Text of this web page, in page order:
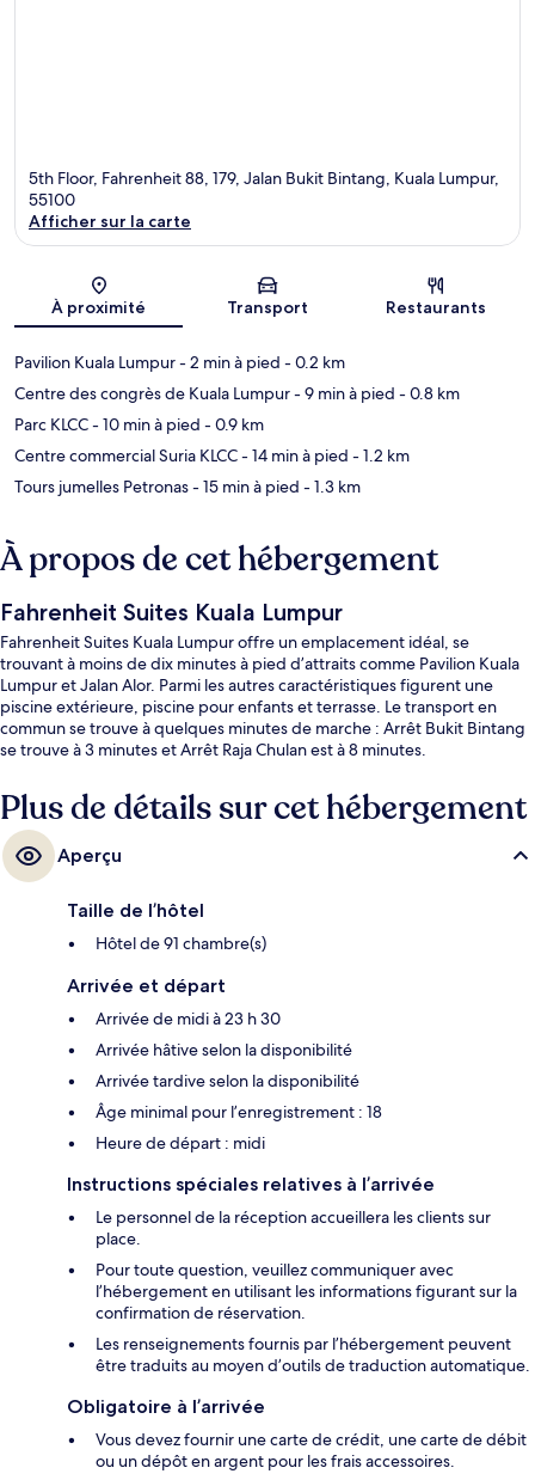
5th Floor, Fahrenheit 88, 179, Jalan Bukit Bintang, Kuala Lumpur,
55100
Afficher sur la carte
À proximité Transport Restaurants
Pavilion Kuala Lumpur- 2 min à pied - 0.2 km
Centre des congrès de Kuala Lumpur- 9 min à pied - 0.8 km
Parc KLCC- 10 min à pied - 0.9 km
Centre commercial Suria KLCC- 14 min à pied - 1.2 km
Tours jumelles Petronas- 15 min à pied - 1.3 km
À propos de cet hébergement
Fahrenheit Suites Kuala Lumpur
Fahrenheit Suites Kuala Lumpur offre un emplacement idéal, se
trouvant à moins de dix minutes à pied d’attraits comme Pavilion Kuala
Lumpur et Jalan Alor. Parmi les autres caractéristiques figurent une
piscine extérieure, piscine pour enfants et terrasse. Le transport en
commun se trouve à quelques minutes de marche : Arrêt Bukit Bintang
se trouve à 3 minutes et Arrêt Raja Chulan est à 8 minutes.
Plus de détails sur cet hébergement
Aperçu
Taille de l’hôtel
Hôtel de 91 chambre(s)
Arrivée et départ
Arrivée de midi à 23 h 30
Arrivée hâtive selon la disponibilité
Arrivée tardive selon la disponibilité
Âge minimal pour l’enregistrement : 18
Heure de départ : midi
Instructions spéciales relatives à l’arrivée
Le personnel de la réception accueillera les clients sur
place.
Pour toute question, veuillez communiquer avec
l’hébergement en utilisant les informations figurant sur la
confirmation de réservation.
Les renseignements fournis par l’hébergement peuvent
être traduits au moyen d’outils de traduction automatique.
Obligatoire à l’arrivée
Vous devez fournir une carte de crédit, une carte de débit
ou un dépôt en argent pour les frais accessoires.